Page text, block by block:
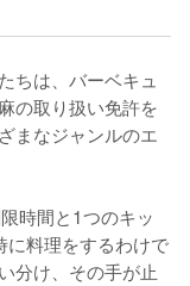
ちは、バーベキュ
の取り扱い免許を
まなジャンルのエ
時間と1つのキッ
に料理をするわけで
分け、その手が止